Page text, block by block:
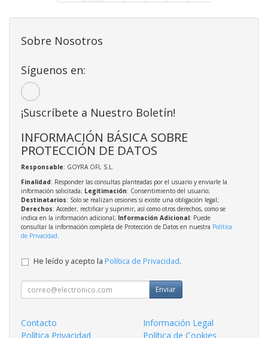
Sobre Nosotros
Síguenos en:
¡Suscríbete a Nuestro Boletín!
INFORMACIÓN BÁSICA SOBRE
PROTECCIÓN DE DATOS
Responsable: GOYRA OFI, S.L.
Finalidad: Responder las consultas planteadas por el usuario y enviarle la
información solicitada; Legitimación: Consentimiento del usuario;
Destinatarios: Solo se realizan cesiones si existe una obligación legal;
Derechos: Acceder, rectificar y suprimir, así como otros derechos, como se
indica en la información adicional; Información Adicional: Puede
consultar la información completa de Protección de Datos en nuestra Política
de Privacidad.
He leído y acepto la Política de Privacidad.
Enviar
Contacto
Información Legal
Política Privacidad
Política de Cookies